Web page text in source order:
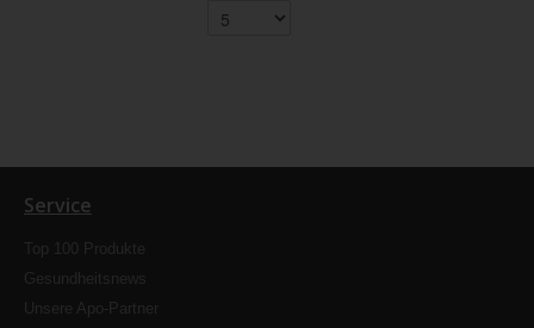
Service
Top 100 Produkte
Gesundheitsnews
Unsere Apo-Partner